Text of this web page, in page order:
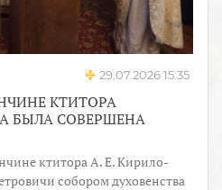
29.07.2026 15:35
КТИТОРА
БЫЛА СОВЕРШЕНА
ктитора А. Е. Кирило-
собором духовенства